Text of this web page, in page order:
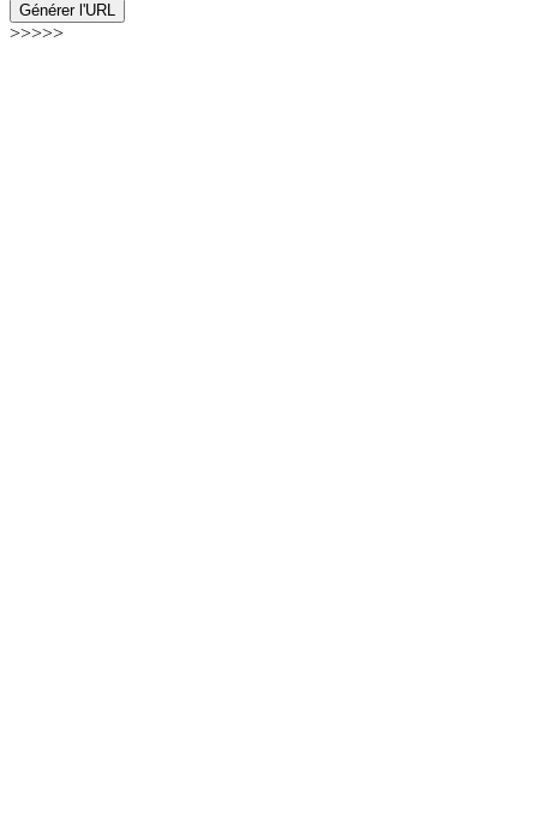
Générer l'URL
>>>>>